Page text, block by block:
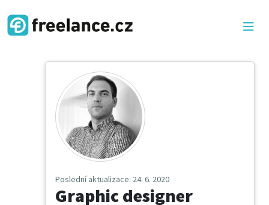
Poslední aktualizace: 24. 6. 2020
Graphic designer